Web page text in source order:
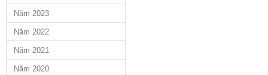
Năm 2023
Năm 2022
Năm 2021
Năm 2020